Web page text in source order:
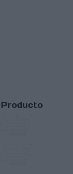
Producto